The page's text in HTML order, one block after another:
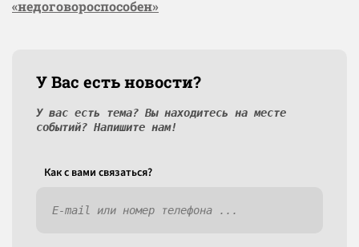
«недоговороспособен»
У Вас есть новости?
У вас есть тема? Вы находитесь на месте
событий? Напишите нам!
Как c вами связаться?